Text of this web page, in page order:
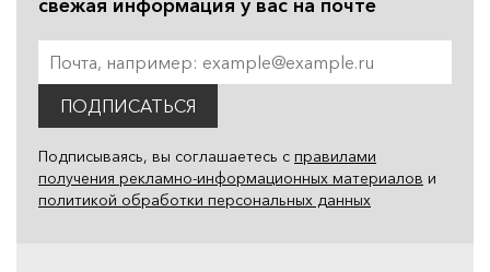
свежая информация у вас на почте
ПОДПИСАТЬСЯ
Подписываясь, вы соглашаетесь с правилами
получения рекламно-информационных материалов и
политикой обработки персональных данных